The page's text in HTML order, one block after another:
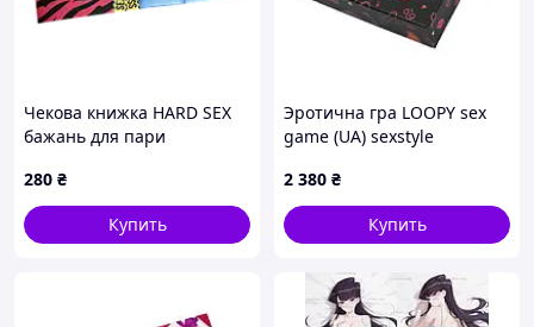
Чекова книжка HARD SEX
бажань для пари
280 ₴
Купить
Эротична гра LOOPY sex
game (UA) sexstyle
2 380 ₴
Купить